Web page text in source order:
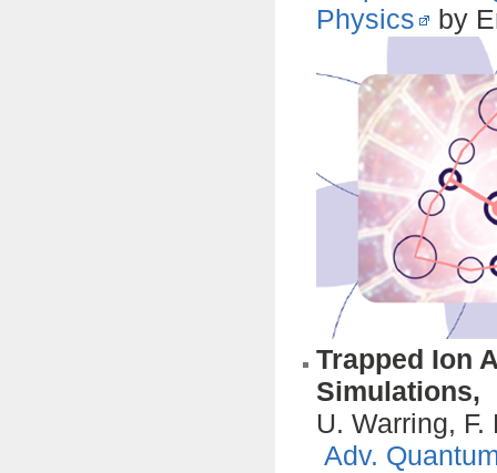
Physics
by
Trapped Ion
Simulations,
U. Warring,
Adv.